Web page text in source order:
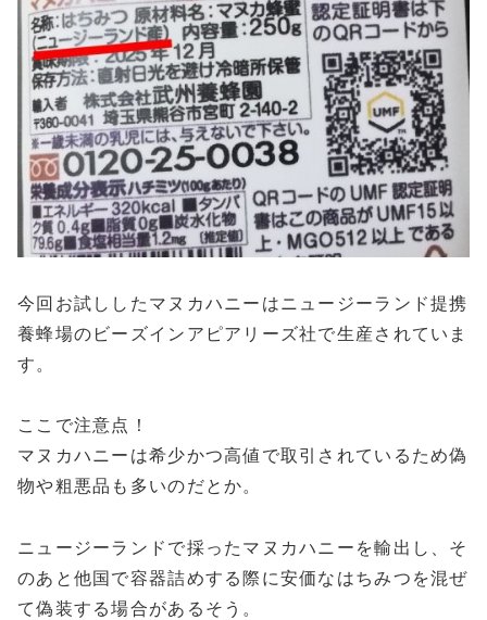
今回お試ししたマヌカハニーはニュージーランド提携
養蜂場のビーズインアピアリーズ社で生産されていま
す。
ここで注意点！
マヌカハニーは希少かつ高値で取引されているため偽
物や粗悪品も多いのだとか。
ニュージーランドで採ったマヌカハニーを輸出し、そ
のあと他国で容器詰めする際に安価なはちみつを混ぜ
て偽装する場合があるそう。